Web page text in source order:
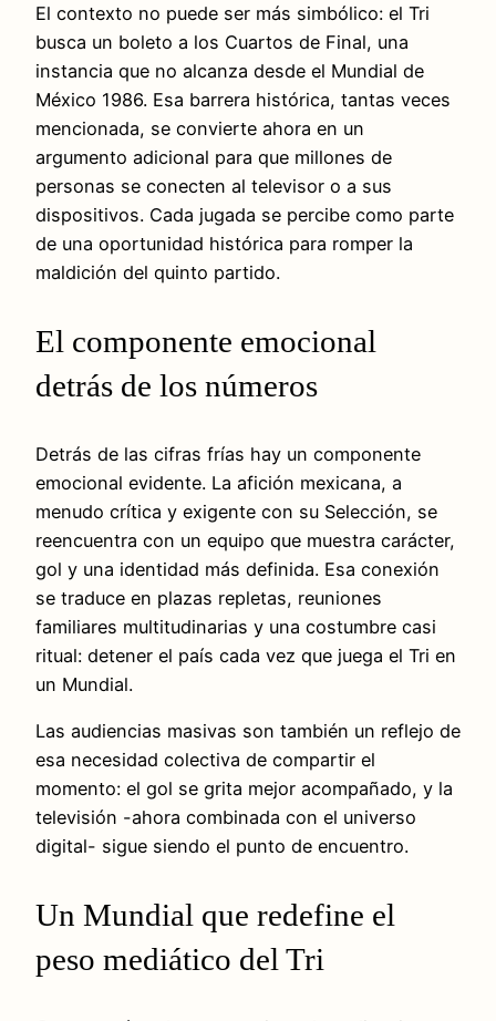
El contexto no puede ser más simbólico: el Tri
busca un boleto a los Cuartos de Final, una
instancia que no alcanza desde el Mundial de
México 1986. Esa barrera histórica, tantas veces
mencionada, se convierte ahora en un
argumento adicional para que millones de
personas se conecten al televisor o a sus
dispositivos. Cada jugada se percibe como parte
de una oportunidad histórica para romper la
maldición del quinto partido.
El componente emocional
detrás de los números
Detrás de las cifras frías hay un componente
emocional evidente. La afición mexicana, a
menudo crítica y exigente con su Selección, se
reencuentra con un equipo que muestra carácter,
gol y una identidad más definida. Esa conexión
se traduce en plazas repletas, reuniones
familiares multitudinarias y una costumbre casi
ritual: detener el país cada vez que juega el Tri en
un Mundial.
Las audiencias masivas son también un reflejo de
esa necesidad colectiva de compartir el
momento: el gol se grita mejor acompañado, y la
televisión -ahora combinada con el universo
digital- sigue siendo el punto de encuentro.
Un Mundial que redefine el
peso mediático del Tri